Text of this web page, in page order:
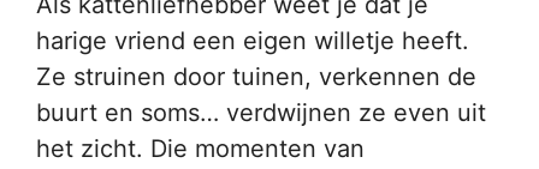
harige vriend een eigen willetje heeft.
Ze struinen door tuinen, verkennen de
buurt en soms… verdwijnen ze even uit
het zicht. Die momenten van